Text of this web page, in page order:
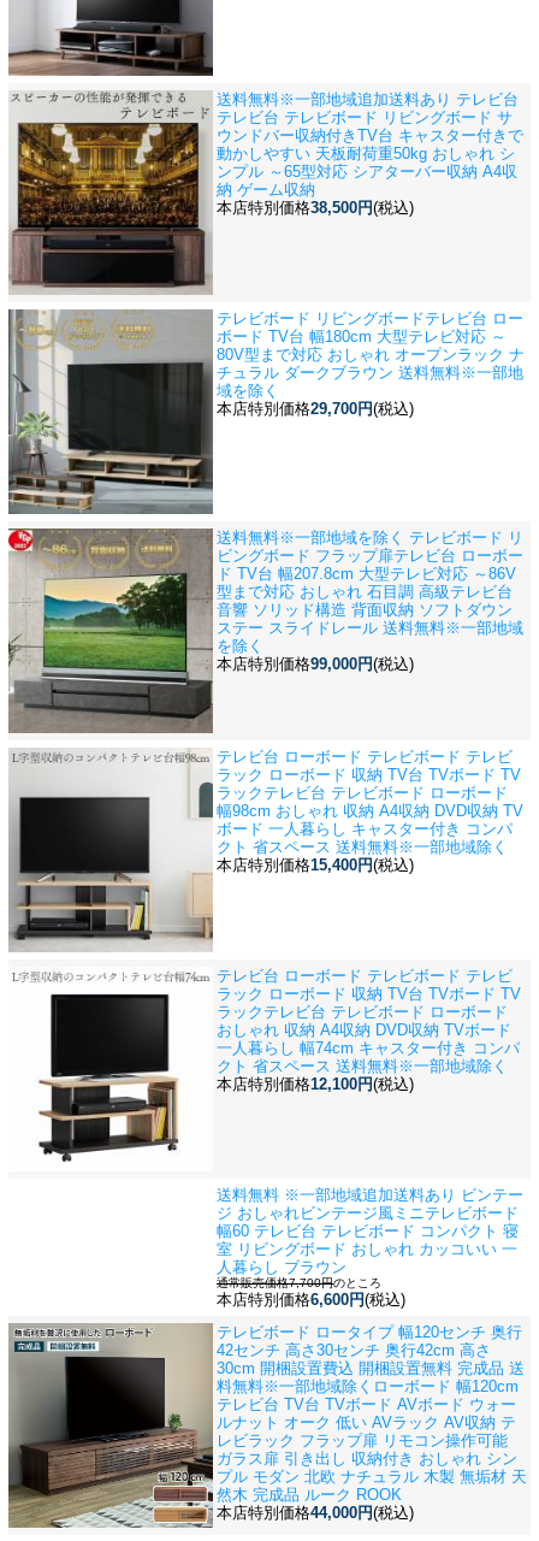
送料無料※一部地域追加送料あり テレビ台
テレビ台 テレビボード リビングボード サ
ウンドバー収納付きTV台 キャスター付きで
動かしやすい 天板耐荷重50kg おしゃれ シ
ンプル ～65型対応 シアターバー収納 A4収
納 ゲーム収納
本店特別価格38,500円(税込)
テレビボード リビングボードテレビ台 ロー
ボード TV台 幅180cm 大型テレビ対応 ～
80V型まで対応 おしゃれ オープンラック ナ
チュラル ダークブラウン 送料無料※一部地
域を除く
本店特別価格29,700円(税込)
送料無料※一部地域を除く テレビボード リ
ビングボード フラップ扉テレビ台 ローボー
ド TV台 幅207.8cm 大型テレビ対応 ～86V
型まで対応 おしゃれ 石目調 高級テレビ台
音響 ソリッド構造 背面収納 ソフトダウン
ステー スライドレール 送料無料※一部地域
を除く
本店特別価格99,000円(税込)
テレビ台 ローボード テレビボード テレビ
ラック ローボード 収納 TV台 TVボード TV
ラック テレビ台 テレビボード ローボード
幅98cm おしゃれ 収納 A4収納 DVD収納 TV
ボード 一人暮らし キャスター付き コンパ
クト 省スペース 送料無料※一部地域除く
本店特別価格15,400円(税込)
テレビ台 ローボード テレビボード テレビ
ラック ローボード 収納 TV台 TVボード TV
ラック テレビ台 テレビボード ローボード
おしゃれ 収納 A4収納 DVD収納 TVボード
一人暮らし 幅74cm キャスター付き コンパ
クト 省スペース 送料無料※一部地域除く
本店特別価格12,100円(税込)
送料無料 ※一部地域追加送料あり ビンテー
ジ おしゃれビンテージ風ミニテレビボード
幅60 テレビ台 テレビボード コンパクト 寝
室 リビングボード おしゃれ カッコいい 一
人暮らし ブラウン
通常販売価格7,700円のところ
本店特別価格6,600円(税込)
テレビボード ロータイプ 幅120センチ 奥行
42センチ 高さ30センチ 奥行42cm 高さ
30cm 開梱設置費込 開梱設置無料 完成品 送
料無料※一部地域除く ローボード 幅120cm
テレビ台 TV台 TVボード AVボード ウォー
ルナット オーク 低い AVラック AV収納 テ
レビラック フラップ扉 リモコン操作可能
ガラス扉 引き出し 収納付き おしゃれ シン
プル モダン 北欧 ナチュラル 木製 無垢材 天
然木 完成品 ルーク ROOK
本店特別価格44,000円(税込)